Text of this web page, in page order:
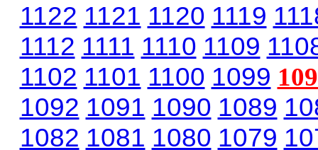
1122 1121 1120 1119
1112 1111 1110 1109
1102 1101 1100 1099
1092 1091 1090 1089
1082 1081 1080 1079